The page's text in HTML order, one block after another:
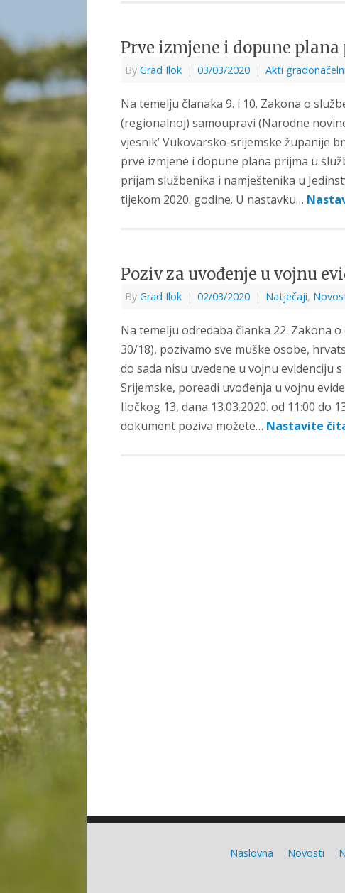
Prve izmjene i dopune
By Grad Ilok | 03/03/2020 | Akti
Na temelju članaka 9. i 10. Zakona o
(regionalnoj) samoupravi (Narodne
vjesnik’ Vukovarsko-srijemske županije
prve izmjene i dopune plana prijma u
prijam službenika i namještenika u
tijekom 2020. godine. U nastavku…
Poziv za uvođenje u vojnu
By Grad Ilok | 02/03/2020 | Natječaji,
Na temelju odredaba članka 22. Zakona
30/18), pozivamo sve muške osobe,
do sada nisu uvedene u vojnu evidenciju
Srijemske, poreadi uvođenja u vojnu
Iločkog 13, dana 13.03.2020. od 11:00
dokument poziva možete… Nastavite
Naslovna Novosti